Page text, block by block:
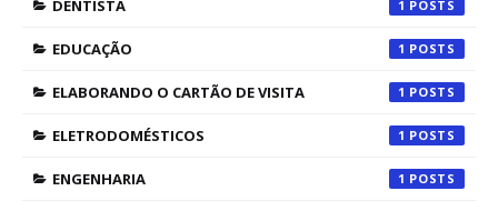
DENTISTA 1
EDUCAÇÃO 1
ELABORANDO O CARTÃO DE VISITA 1
ELETRODOMÉSTICOS 1
ENGENHARIA 1